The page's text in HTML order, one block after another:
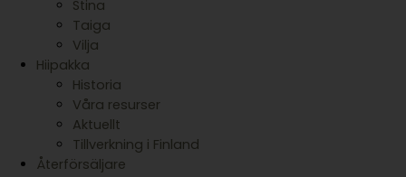
Stina
Taiga
Vilja
Hiipakka
Historia
Våra resurser
Aktuellt
Tillverkning i Finland
Återförsäljare